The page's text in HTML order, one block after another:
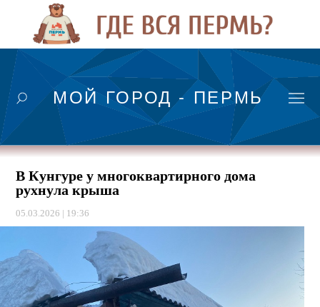
МОЙ ГОРОД - ПЕРМЬ
В Кунгуре у многоквартирного дома
рухнула крыша
05.03.2026 | 19:36